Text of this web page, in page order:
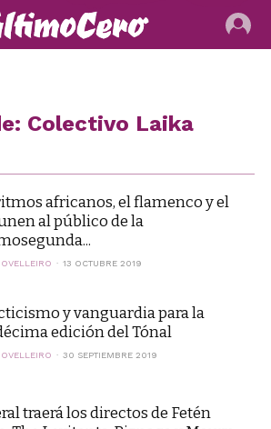
Colectivo Laika
africanos, el flamenco y el
al público de la
13 OCTUBRE 2019
y vanguardia para la
edición del Tónal
30 SEPTIEMBRE 2019
traerá los directos de Fetén